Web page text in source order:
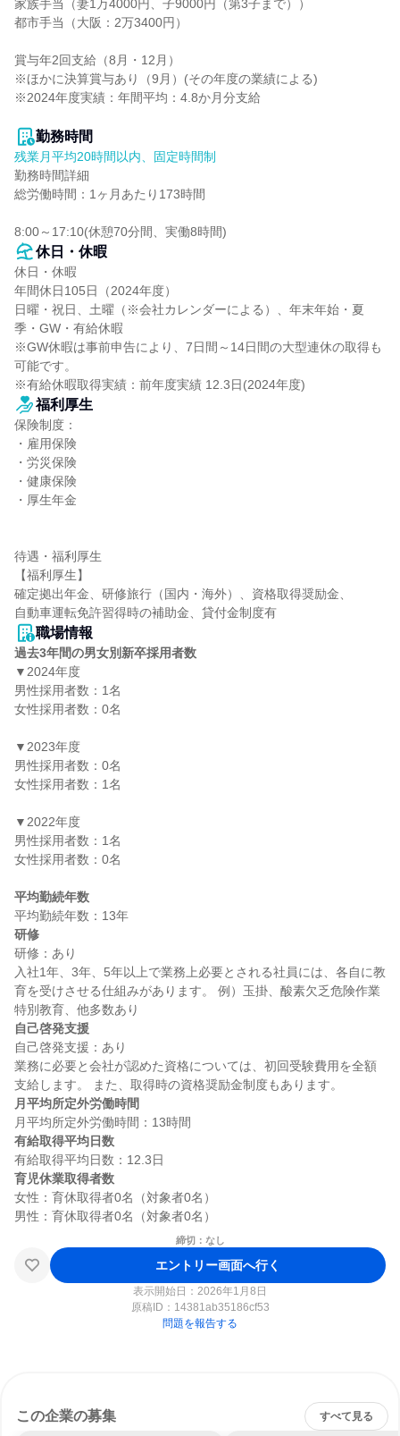
家族手当（妻1万4000円、子9000円（第3子まで））
都市手当（大阪：2万3400円）
賞与年2回支給（8月・12月）
※ほかに決算賞与あり（9月）(その年度の業績による)
※2024年度実績：年間平均：4.8か月分支給
勤務時間
残業月平均20時間以内、固定時間制
勤務時間詳細
総労働時間：1ヶ月あたり173時間
8:00～17:10(休憩70分間、実働8時間)
休日・休暇
休日・休暇
年間休日105日（2024年度）
日曜・祝日、土曜（※会社カレンダーによる）、年末年始・夏
季・GW・有給休暇
※GW休暇は事前申告により、7日間～14日間の大型連休の取得も
可能です。
※有給休暇取得実績：前年度実績 12.3日(2024年度)
福利厚生
保険制度：
・雇用保険
・労災保険
・健康保険
・厚生年金
待遇・福利厚生
【福利厚生】
確定拠出年⾦、研修旅行（国内・海外）、資格取得奨励⾦、
⾃動⾞運転免許習得時の補助⾦、貸付⾦制度有
職場情報
過去3年間の男女別新卒採用者数
▼2024年度
男性採用者数：1名
女性採用者数：0名
▼2023年度
男性採用者数：0名
女性採用者数：1名
▼2022年度
男性採用者数：1名
女性採用者数：0名
平均勤続年数
研修
研修：あり
入社1年、3年、5年以上で業務上必要とされる社員には、各自に教
育を受けさせる仕組みがあります。 例）玉掛、酸素欠乏危険作業
自己啓発支援
自己啓発支援：あり
業務に必要と会社が認めた資格については、初回受験費用を全額
月平均所定外労働時間
有給取得平均日数
育児休業取得者数
女性：育休取得者0名（対象者0名）
締切：なし
エントリー画面へ行く
表示開始日：2026年1月8日
原稿ID： 14381ab35186cf53
問題を報告する
この企業の募集 すべて見る